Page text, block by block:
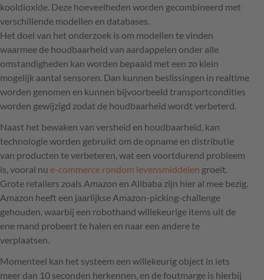
kooldioxide. Deze hoeveelheden worden gecombineerd met
verschillende modellen en databases.
Het doel van het onderzoek is om modellen te vinden
waarmee de houdbaarheid van aardappelen onder alle
omstandigheden kan worden bepaald met een zo klein
mogelijk aantal sensoren. Dan kunnen beslissingen in realtime
worden genomen en kunnen bijvoorbeeld transportcondities
worden gewijzigd zodat de houdbaarheid wordt verbeterd.
Naast het bewaken van versheid en houdbaarheid, kan
technologie worden gebruikt om de opname en distributie
van producten te verbeteren, wat een voortdurend probleem
is, vooral nu e-commerce rondom levensmiddelen groeit.
Grote retailers zoals Amazon en Alibaba zijn hier al mee bezig.
Amazon heeft een jaarlijkse Amazon-picking-challenge
gehouden, waarbij een robothand willekeurige items uit de
ene mand probeert te halen en naar een andere te
verplaatsen.
Momenteel kan het systeem een willekeurig object in iets
meer dan 10 seconden herkennen, en de foutmarge is hierbij